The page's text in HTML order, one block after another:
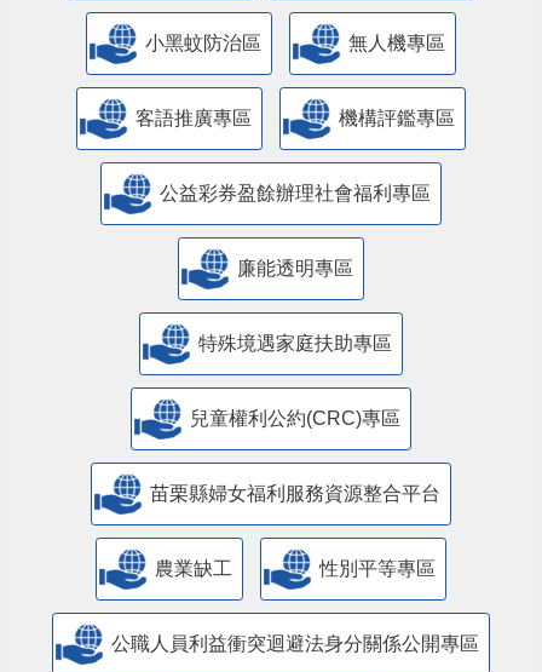
小黑蚊防治區 無人機專區
客語推廣專區 機構評鑑專區
公益彩券盈餘辦理社會福利專區
廉能透明專區
特殊境遇家庭扶助專區
兒童權利公約(CRC)專區
苗栗縣婦女福利服務資源整合平台
農業缺工 性別平等專區
公職人員利益衝突迴避法身分關係公開專區